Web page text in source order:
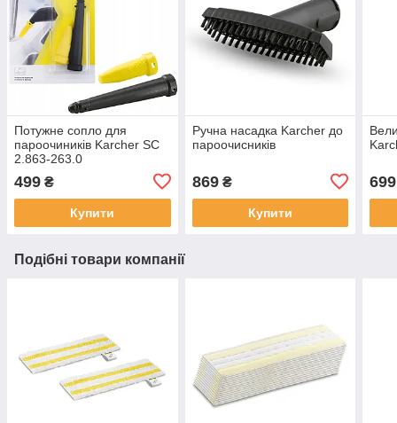
Потужне сопло для
пароочиників Karcher SC
2.863-263.0
499 ₴
Купити
Ручна насадка Karcher до
пароочисників
869₴
Купити
699
Подібні товари компанії